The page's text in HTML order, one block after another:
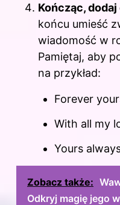
Kończąc,
końcu umieść
wiadomość w
Pamiętaj, aby
na przykład:
Forever
With all my
Yours
Zobacz także:
Odkryj magię jego